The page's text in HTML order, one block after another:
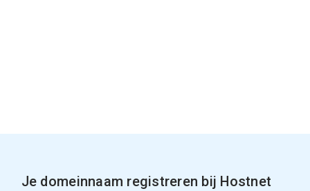
Je domeinnaam registreren bij Hostnet